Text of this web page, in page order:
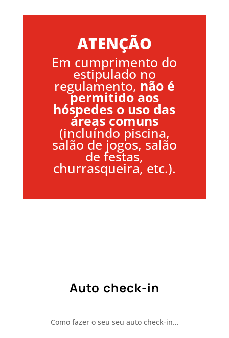
ATENÇÃO
Em cumprimento do
estipulado no
regulamento, não é
permitido aos
hóspedes o uso das
áreas comuns
(incluíndo piscina,
salão de jogos, salão
de festas,
churrasqueira, etc.).
Auto check-in
Como fazer o seu seu auto check-in…